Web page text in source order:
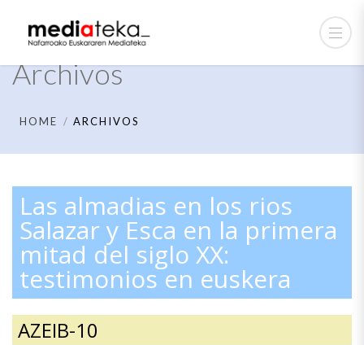
Archivos
HOME ARCHIVOS
Las almadias en los rios
Salazar y Esca en la primera
mitad del siglo XX:
testimonios en euskera
AZEIB-10